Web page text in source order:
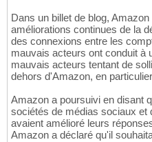
Dans un billet de blog,
améliorations continues de la
des connexions entre les
mauvais acteurs ont conduit à
mauvais acteurs tentant de
dehors d'Amazon, en
Amazon a poursuivi en disant
sociétés de médias sociaux et
avaient amélioré leurs
Amazon a déclaré qu'il